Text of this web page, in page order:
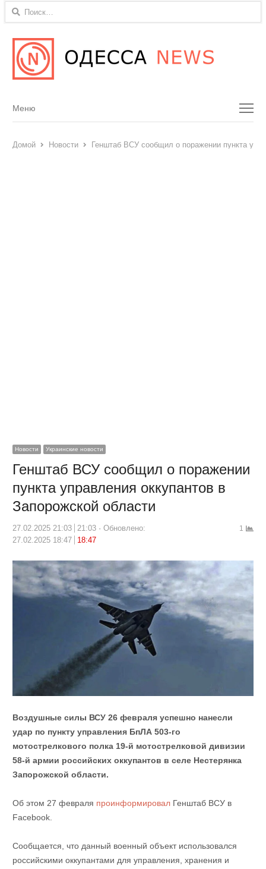
Найти:
Menu
Меню
Домой Новости Генштаб ВСУ сообщил о поражении пункта
Новости Украинские новости
Генштаб ВСУ сообщил о поражении
пункта управления оккупантов в
Запорожской области
27.02.2025 21:03 21:03
Обновлено:
27.02.2025 18:47
18:47
1
Воздушные силы ВСУ 26 февраля успешно нанесли
удар по пункту управления БпЛА 503-го
мотострелкового полка 19-й мотострелковой дивизии
58-й армии российских оккупантов в селе Нестерянка
Запорожской области.
Об этом 27 февраля проинформировалГенштаб ВСУ в
Facebook.
Сообщается, что данный военный объект использовался
российскими оккупантами для управления, хранения и